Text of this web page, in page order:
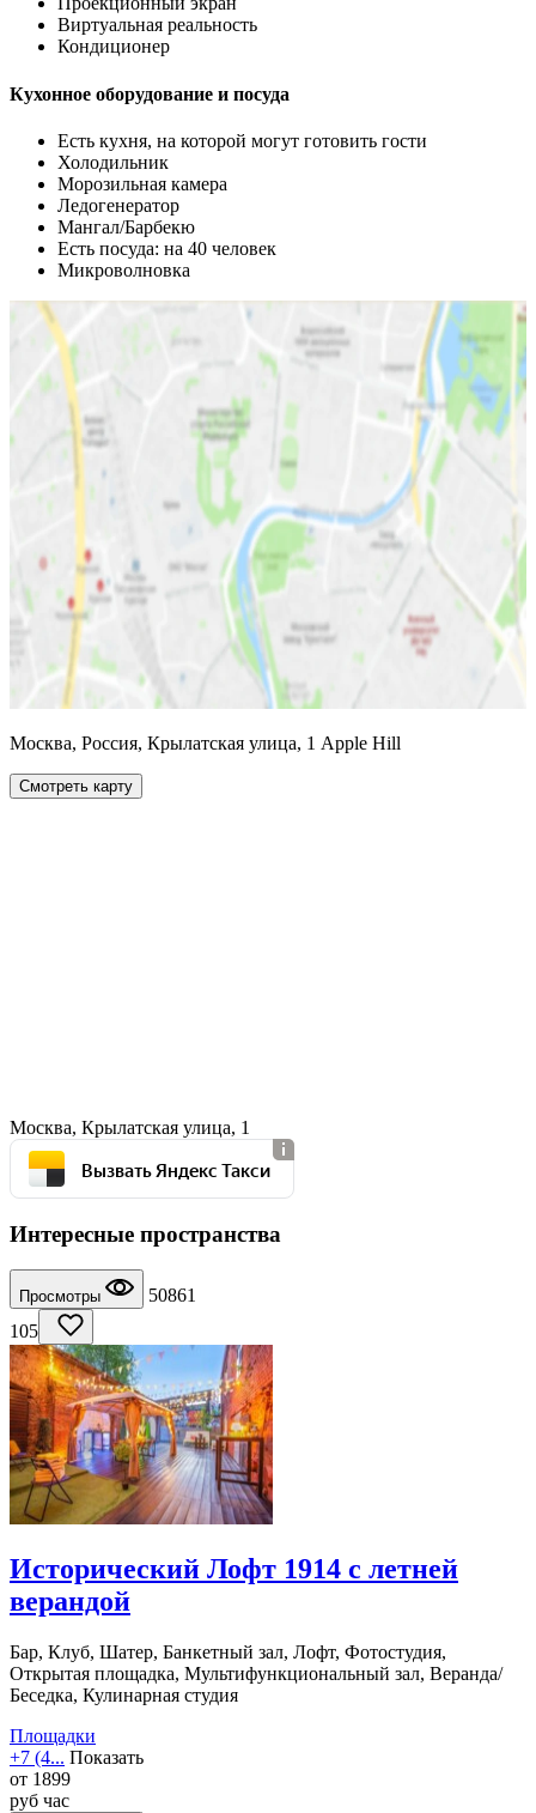
Виртуальная реальность
Кондиционер
Кухонное оборудование и посуда
Есть кухня, на которой могут готовить гости
Холодильник
Морозильная камера
Ледогенератор
Мангал/Барбекю
Есть посуда: на 40 человек
Микроволновка
Москва, Россия, Крылатская улица, 1 Apple Hill
Смотреть карту
Москва, Крылатская улица, 1
Вызвать Яндекс Такси
Интересные пространства
Просмотры
50861
105
Исторический Лофт 1914 с летней
верандой
Бар, Клуб, Шатер, Банкетный зал, Лофт, Фотостудия,
Открытая площадка, Мультифункциональный зал, Веранда/
Беседка, Кулинарная студия
Площадки
+7 (4... Показать
от 1899
руб час